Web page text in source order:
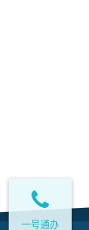
一号通办